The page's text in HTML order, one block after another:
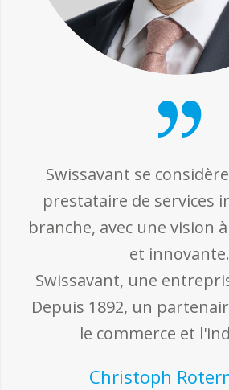
Swissavant se
prestataire de services
branche, avec une vision
et innovante.
Swissavant, une
Depuis 1892, un
le commerce et
Christoph